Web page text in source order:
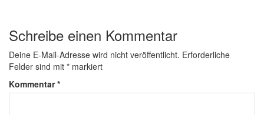
Schreibe einen Kommentar
Deine E-Mail-Adresse wird nicht veröffentlicht. Erforderliche
Felder sind mit * markiert
Kommentar*